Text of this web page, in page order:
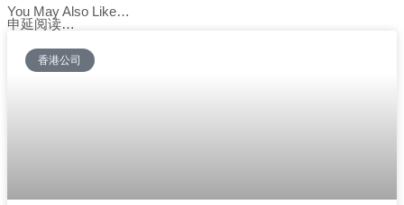
You May Also Like…
申延阅读…
香港公司